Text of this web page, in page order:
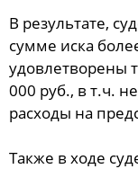
В результате,
сумме иска
удовлетворены
000 руб., в т.ч.
расходы на
Также в ходе